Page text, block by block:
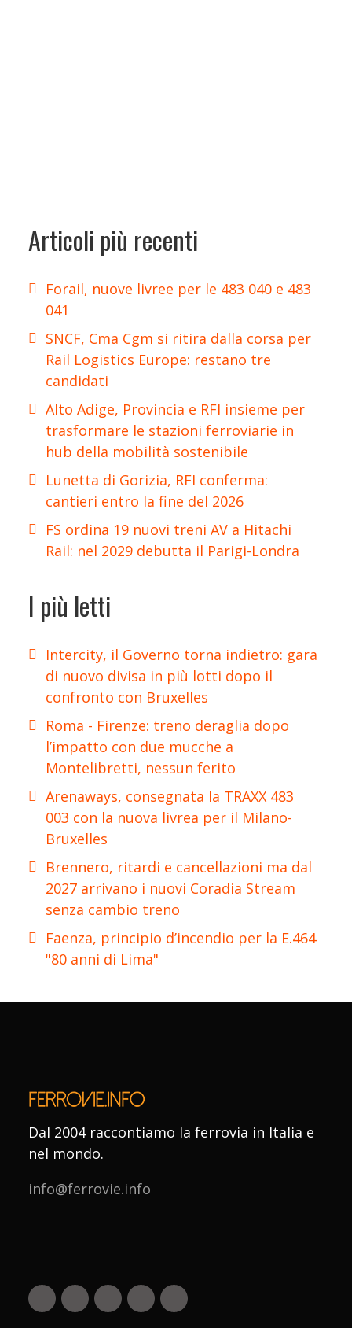
Articoli più recenti
Forail, nuove livree per le 483 040 e 483
041
SNCF, Cma Cgm si ritira dalla corsa per
Rail Logistics Europe: restano tre
candidati
Alto Adige, Provincia e RFI insieme per
trasformare le stazioni ferroviarie in
hub della mobilità sostenibile
Lunetta di Gorizia, RFI conferma:
cantieri entro la fine del 2026
FS ordina 19 nuovi treni AV a Hitachi
Rail: nel 2029 debutta il Parigi-Londra
I più letti
Intercity, il Governo torna indietro: gara
di nuovo divisa in più lotti dopo il
confronto con Bruxelles
Roma - Firenze: treno deraglia dopo
l’impatto con due mucche a
Montelibretti, nessun ferito
Arenaways, consegnata la TRAXX 483
003 con la nuova livrea per il Milano-
Bruxelles
Brennero, ritardi e cancellazioni ma dal
2027 arrivano i nuovi Coradia Stream
senza cambio treno
Faenza, principio d’incendio per la E.464
"80 anni di Lima"
Dal 2004 raccontiamo la ferrovia in Italia e
nel mondo.
info@ferrovie.info